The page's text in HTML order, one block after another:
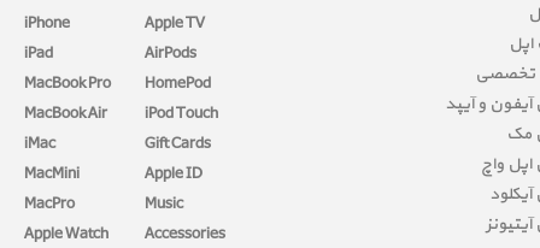
iPhone
iPad
MacBook Pro
MacBook Air
iMac
MacMini
MacPro
Apple Watch
Apple TV
AirPods
HomePod
iPod Touch
Gift Cards
Apple ID
Music
Accessories
اپل
تخصصی
و آیپد
مک
واچ